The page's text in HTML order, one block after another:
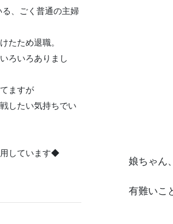
娘ちゃん
有難いこ
、ごく普通の主婦
たため退職。
ろいろありまし
ますが
したい気持ちでい
しています◆